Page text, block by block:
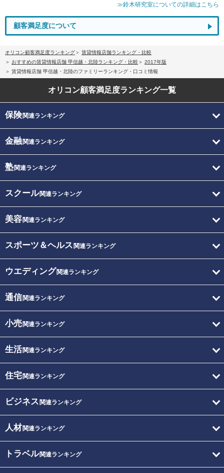
≫鈴木研究室についての詳細はこちら
顧客満足度について
オリコン顧客満足度ランキング
賃貸情報店舗ランキング・比較
おすすめの賃貸情報店舗 甲信越・北陸ランキング・比較
2017年版
賃貸情報店舗 甲信越・北陸のファミリーランキング・口コミ情報
オリコン顧客満足度ランキング一覧
保険関連ランキング
金融関連ランキング
塾関連ランキング
スクール関連ランキング
美容関連ランキング
スポーツ＆ヘルス 関連ランキング
ウエディング関連ランキング
通信関連ランキング
小売関連ランキング
生活関連ランキング
住宅関連ランキング
ビジネス 関連ランキング
人材関連ランキング
トラベル関連ランキング